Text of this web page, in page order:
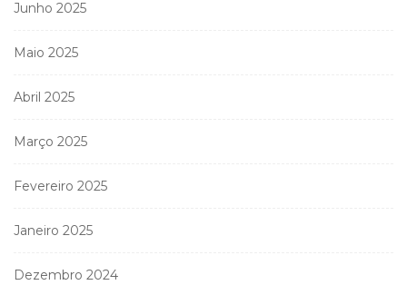
Junho 2025
Maio 2025
Abril 2025
Março 2025
Fevereiro 2025
Janeiro 2025
Dezembro 2024